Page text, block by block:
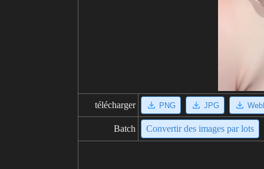
télécharger PNG JPG
Batch Convertir des images par lots